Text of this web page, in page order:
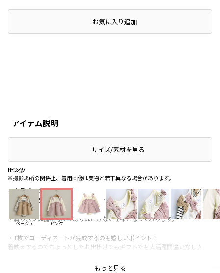
ピンク
※撮影場所の関係上、着用画像は実物と若干異なる場合があります。
ピンク
ピンク
ベージュ ピンク
店頭在庫を確認するお気に入り追加
アイテム説明
サイズ/素材を見る
＜商品ポイント＞
・肩リボンがポイントの重ね着風カバーオールです。
・肩リボンは縫い付けてありほどけない仕様となっております。
・1枚でコーディネートが完成するのも嬉しいポイント！
着映えするのでちょっとしたお出掛けでもギフトでも大活躍間違いなし♪
・お色はインナーが無地のピンクと、インナーがボーダー柄のベージュの2色
もっと見る